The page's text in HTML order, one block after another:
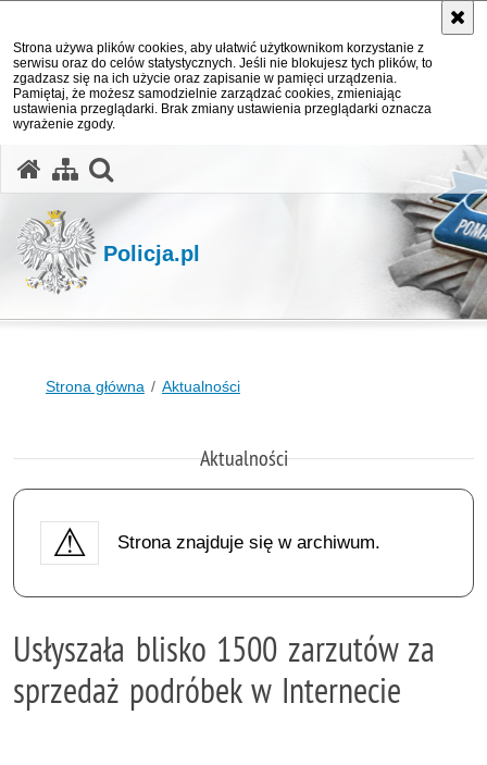
Strona używa plików cookies, aby ułatwić użytkownikom korzystanie z
serwisu oraz do celów statystycznych. Jeśli nie blokujesz tych plików, to
zgadzasz się na ich użycie oraz zapisanie w pamięci urządzenia.
Pamiętaj, że możesz samodzielnie zarządzać cookies, zmieniając
ustawienia przeglądarki. Brak zmiany ustawienia przeglądarki oznacza
wyrażenie zgody.
Policja.pl
Strona główna Aktualności
Aktualności
Strona znajduje się w archiwum.
Usłyszała blisko 1500 zarzutów za
sprzedaż podróbek w Internecie